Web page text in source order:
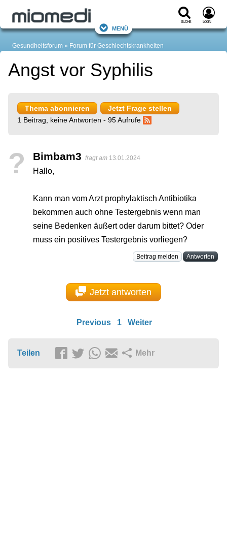
Suche Login
Menü
Gesundheitsforum Forum für Geschlechtskrankheiten
Angst vor Syphilis
Thema abonnieren
Jetzt Frage stellen
1 Beitrag, keine Antworten - 95 Aufrufe
? Bimbam3 fragt am 13.01.2024
Hallo,
Kann man vom Arzt prophylaktisch Antibiotika
bekommen auch ohne Testergebnis wenn man
seine Bedenken äußert oder darum bittet? Oder
muss ein positives Testergebnis vorliegen?
Beitrag melden Antworten
Jetzt antworten
Previous 1 Weiter
Teilen Mehr